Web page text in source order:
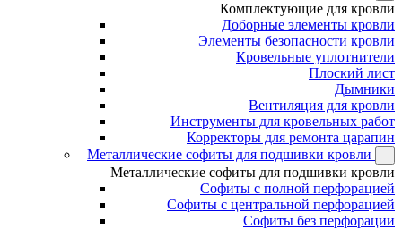
Комплектующие для кровли
Доборные элементы кровли
Элементы безопасности кровли
Кровельные уплотнители
Плоский лист
Дымники
Вентиляция для кровли
Инструменты для кровельных работ
Корректоры для ремонта царапин
Металлические софиты для подшивки кровли
Металлические софиты для подшивки кровли
Софиты с полной перфорацией
Софиты с центральной перфорацией
Софиты без перфорации